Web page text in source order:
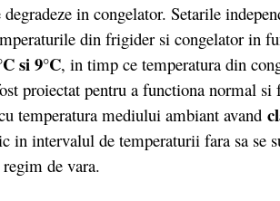
in congelator. Setarile
din frigider si congelator in
si 9°C, in timp ce temperatura din
proiectat pentru a functiona normal
temperatura mediului ambiant avand
in intervalul de temperaturii fara sa se
de vara.